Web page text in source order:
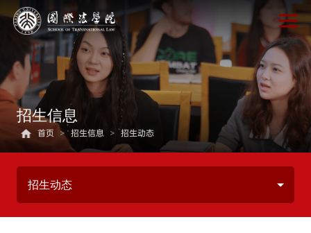
招生信息
首页 > 招生信息 > 招生动态
招生动态